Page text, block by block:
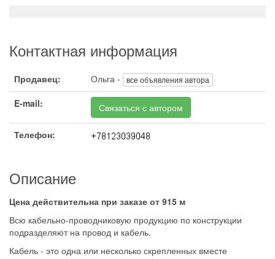
Контактная информация
Продавец: Ольга - все объявления автора
E-mail: Связаться с автором
Телефон:
Описание
Цена действительна при заказе от 915 м
Всю кабельно-проводниковую продукцию по конструкции
подразделяют на провод и кабель.
Кабель - это одна или несколько скрепленных вместе